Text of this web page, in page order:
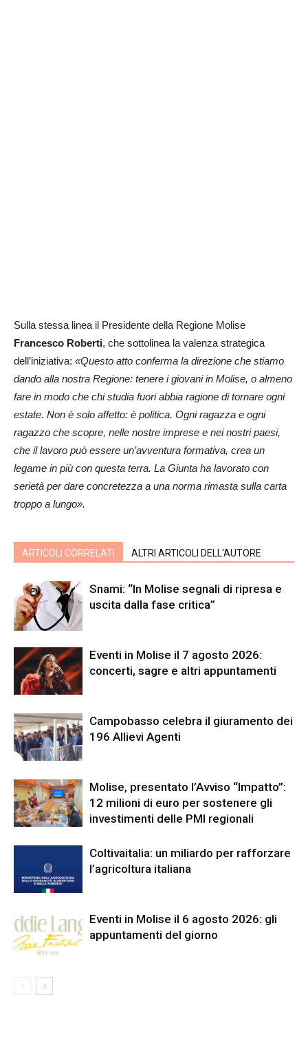
Sulla stessa linea il Presidente della Regione Molise
Francesco Roberti, che sottolinea la valenza strategica
dell’iniziativa: «Questo atto conferma la direzione che stiamo
dando alla nostra Regione: tenere i giovani in Molise, o almeno
fare in modo che chi studia fuori abbia ragione di tornare ogni
estate. Non è solo affetto: è politica. Ogni ragazza e ogni
ragazzo che scopre, nelle nostre imprese e nei nostri paesi,
che il lavoro può essere un’avventura formativa, crea un
legame in più con questa terra. La Giunta ha lavorato con
serietà per dare concretezza a una norma rimasta sulla carta
troppo a lungo».
ARTICOLI CORRELATI ALTRI ARTICOLI DELL'AUTORE
Snami: “In Molise segnali di ripresa e
uscita dalla fase critica”
Eventi in Molise il 7 agosto 2026:
concerti, sagre e altri appuntamenti
Campobasso celebra il giuramento dei
196 Allievi Agenti
Molise, presentato l’Avviso “Impatto”:
12 milioni di euro per sostenere gli
investimenti delle PMI regionali
Coltivaitalia: un miliardo per rafforzare
l’agricoltura italiana
Eventi in Molise il 6 agosto 2026: gli
appuntamenti del giorno